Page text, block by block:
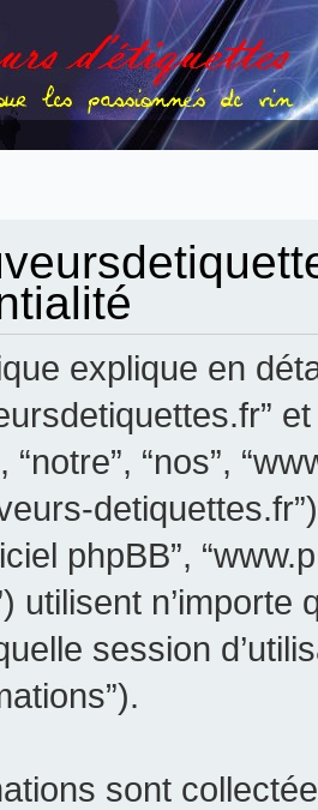
explique en
“notre”, “nos”,
phpBB”,
utilisent
session
sont